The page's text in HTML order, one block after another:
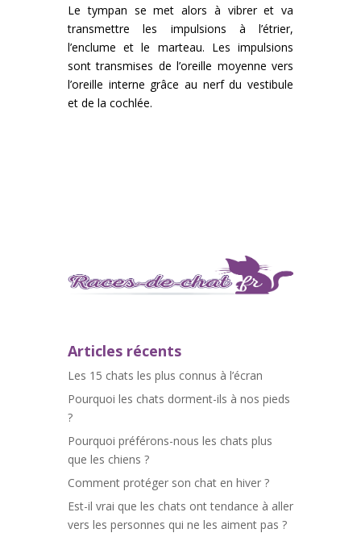
Le tympan se met alors à vibrer et va
transmettre les impulsions à l’étrier,
l’enclume et le marteau. Les impulsions
sont transmises de l’oreille moyenne vers
l’oreille interne grâce au nerf du vestibule
et de la cochlée.
Articles récents
Les 15 chats les plus connus à l’écran
Pourquoi les chats dorment-ils à nos pieds
?
Pourquoi préférons-nous les chats plus
que les chiens ?
Comment protéger son chat en hiver ?
Est-il vrai que les chats ont tendance à aller
vers les personnes qui ne les aiment pas ?